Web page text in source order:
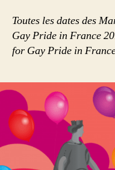
Toutes les dates des
Gay Pride in France
for Gay Pride in